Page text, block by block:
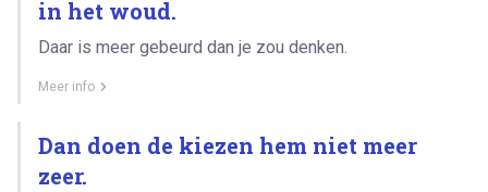
in het woud.
Daar is meer gebeurd dan je zou denken.
Meer info
Dan doen de kiezen hem niet meer
zeer.